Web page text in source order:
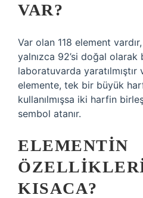
VAR?
Var olan 118 element
yalnızca 92’si doğal olarak
laboratuvarda yaratılmıştır
elemente, tek bir büyük
kullanılmışsa iki harfin
sembol atanır.
ELEMENTIN
KISACA?